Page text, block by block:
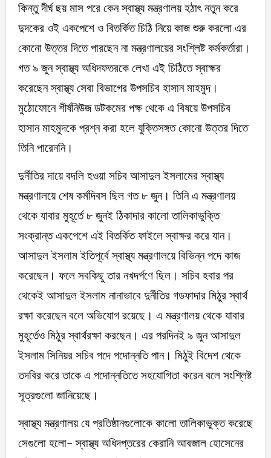
কিন্তু দীর্ঘ ছয় মাস পরে কেন স্বাস্থ্য মন্ত্রণালয় হঠাৎ নতুন করে
দুদকের ওই একপেশে ও বিতর্কিত চিঠি নিয়ে কাজ শুরু করলো এর
কোনো উত্তর দিতে পারছেন না মন্ত্রণালয়ের সংশ্লিষ্ট কর্মকর্তারা।
গত ৯ জুন স্বাস্থ্য অধিদফতরকে লেখা এই চিঠিতে স্বাক্ষর
করেছেন স্বাস্থ্য সেবা বিভাগের উপসচিব হাসান মাহমুদ।
মুঠোফোনে শীর্ষনিউজ ডটকমের পক্ষ থেকে এ বিষয়ে উপসচিব
হাসান মাহমুদকে প্রশ্ন করা হলে যুক্তিসঙ্গত কোনো উত্তর দিতে
তিনি পারেননি।
দুর্নীতির দায়ে বদলি হওয়া সচিব আসাদুল ইসলামের স্বাস্থ্য
মন্ত্রণালয়ে শেষ কর্মদিবস ছিল গত ৮ জুন। তিনি এ মন্ত্রণালয়
থেকে যাবার মুহূর্তে ৮ জুনই ঠিকাদার কালো তালিকাভুক্তি
সংক্রান্ত একপেশে এই বিতর্কিত ফাইলে স্বাক্ষর করে যান।
আসাদুল ইসলাম ইতিপূর্বে স্বাস্থ্য মন্ত্রণালয়ে বিভিন্ন পদে কাজ
করেছেন। ফলে সবকিছু তার নখদর্পণে ছিল। সচিব হবার পর
থেকেই আসাদুল ইসলাম নানাভাবে দুর্নীতির গডফাদার মিঠুর স্বার্থ
রক্ষা করেছেন বলে অভিযোগ রয়েছে। এ মন্ত্রণালয় থেকে যাবার
মুহূর্তেও মিঠুর স্বার্থরক্ষা করছেন। এর পরদিনই ৯ জুন আসাদুল
ইসলাম সিনিয়র সচিব পদে পদোন্নতি পান। মিঠুই বিদেশ থেকে
তদবির করে তাকে এ পদোন্নতিতে সহযোগিতা করেন বলে সংশ্লিষ্ট
সূত্রগুলো জানিয়েছে।
স্বাস্থ্য মন্ত্রণালয় যে প্রতিষ্ঠানগুলোকে কালো তালিকাভুক্ত করেছে
সেগুলো হলো- স্বাস্থ্য অধিদপ্তরের কেরানি আবজাল হোসেনের